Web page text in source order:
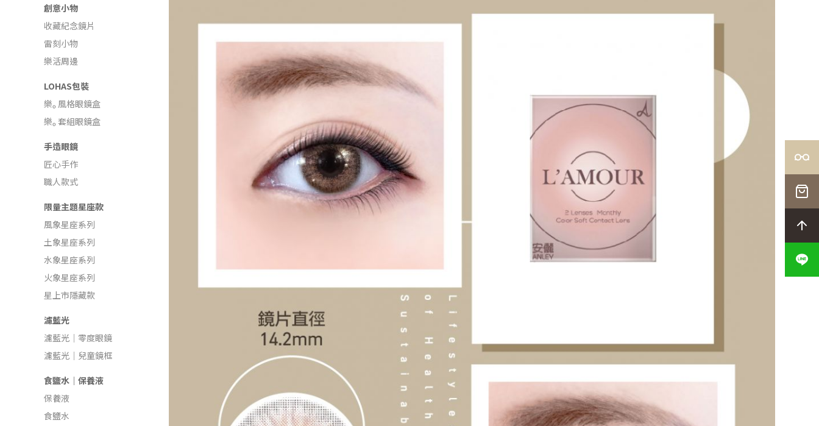
創意小物
收藏紀念鏡片
雷刻小物
樂活周邊
LOHAS包裝
樂ₒ 風格眼鏡盒
樂ₒ 套組眼鏡盒
手造眼鏡
匠心手作
職人款式
限量主題星座款
風象星座系列
土象星座系列
水象星座系列
火象星座系列
星上市隱藏款
濾藍光
濾藍光｜零度眼鏡
濾藍光｜兒童鏡框
食鹽水｜保養液
保養液
食鹽水